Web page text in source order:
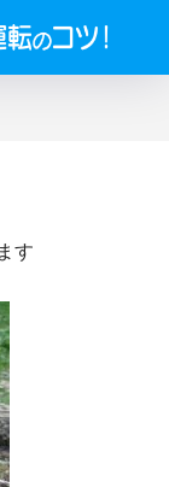
す